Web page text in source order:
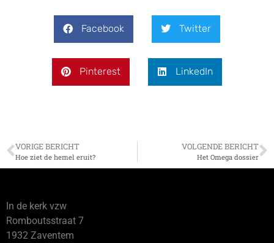
Facebook Twitter
Pinterest LinkedIn
VORIGE BERICHT
Hoe ziet de hemel eruit?
VOLGENDE BERICHT
Het Omega dossier
In de kerk vzw
Romboutsstraat 7
1932 Zaventem